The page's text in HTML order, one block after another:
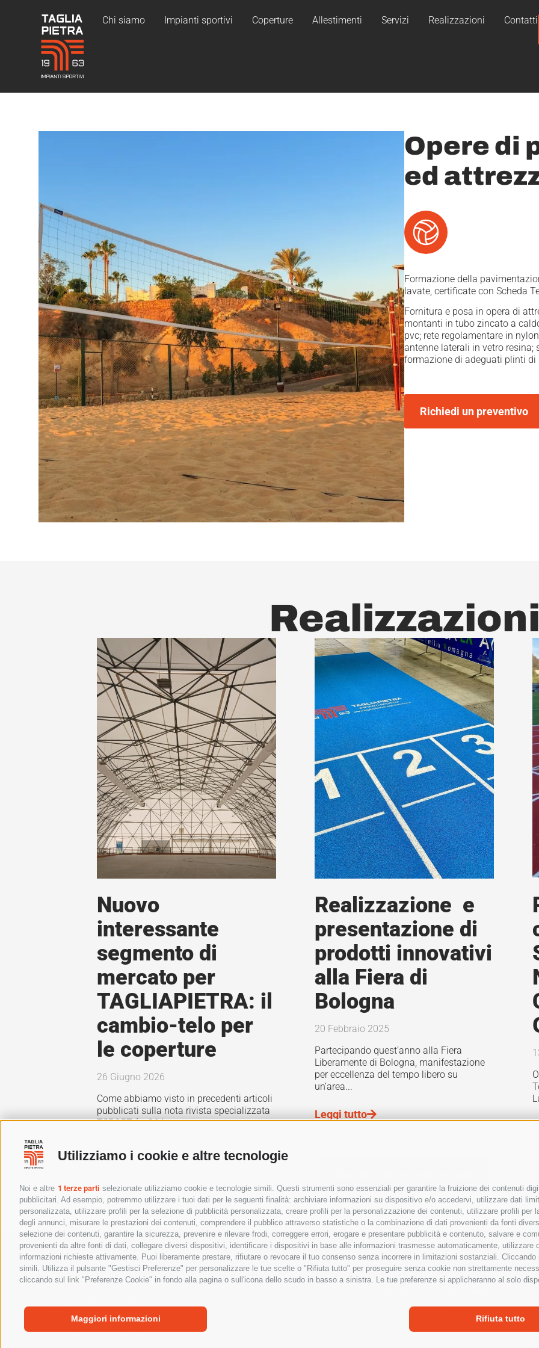
Utilizziamo i cookie e altre tecnologie
Noi e altre 1 terze parti selezionate utilizziamo cookie e tecnologie simili. Questi strumenti sono essenziali per garantire la fruizione dei contenuti
pubblicitari. Ad esempio, potremmo utilizzare i tuoi dati per le seguenti finalità: archiviare informazioni su dispositivo e/o accedervi, utilizzare dati
personalizzata, utilizzare profili per la selezione di pubblicità personalizzata, creare profili per la personalizzazione dei contenuti, utilizzare profili
degli annunci, misurare le prestazioni dei contenuti, comprendere il pubblico attraverso statistiche o la combinazione di dati provenienti da fonti
selezione dei contenuti, garantire la sicurezza, prevenire e rilevare frodi, correggere errori, erogare e presentare pubblicità e contenuto, salvare e
provenienti da altre fonti di dati, collegare diversi dispositivi, identificare i dispositivi in base alle informazioni trasmesse automaticamente,
informazioni richieste attivamente. Puoi liberamente prestare, rifiutare o revocare il tuo consenso senza incorrere in limitazioni sostanziali.
simili. Utilizza il pulsante "Gestisci Preferenze" per personalizzare le tue scelte o "Rifiuta tutto" per proseguire senza cookie non strettamente
cliccando sul link "Preferenze Cookie" in fondo alla pagina o sull'icona dello scudo in basso a sinistra. Le tue preferenze si applicheranno al solo
Rifiuta tutto
Maggiori informazioni
Chi siamo Impianti sportivi Coperture Allestimenti Servizi Realizzazioni Contatti
Opere di
ed
Formazione della
lavate, certificate con Scheda
Fornitura e posa in opera di
montanti in tubo zincato a
pvc; rete regolamentare in
antenne laterali in vetro
formazione di adeguati plinti
Richiedi un preventivo
Nuovo
interessante
segmento di
mercato per
TAGLIAPIETRA: il
cambio-telo per
le coperture
26 Giugno 2026
Come abbiamo visto in precedenti articoli
pubblicati sulla nota rivista specializzata
TSPORT (n. 364 –...
Leggi tutto
Realizzazione e
presentazione di
prodotti innovativi
alla Fiera di
Bologna
20 Febbraio 2025
Partecipando quest’anno alla Fiera
Liberamente di Bologna, manifestazione
per eccellenza del tempo libero su
un’area...
Leggi tutto
TAGLIAPIETRA S.r.l. – Sede legale
S.R. 56, 8F Centro Terrarossa – 33042 Buttrio (UD)
C.F. e P.IVA: 01548280302 | Codice Univoco: C3UCNRB
info@tagliapietraimpiantisportivi.it
Sede operativa del Veneto
Via Nardi 107/a – 36060 Romano
Tel:0424-571667
0543-783284
Copyright © 2023 Tagliapietra Srl – All Rights Reserved
Privacy Policy|Preferenze Cookie|